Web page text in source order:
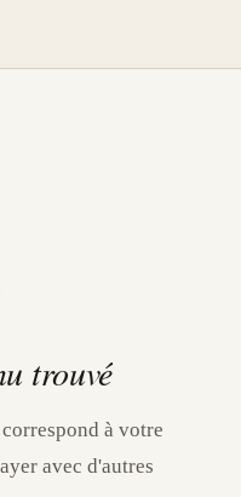
trouvé
à votre
avec d'autres